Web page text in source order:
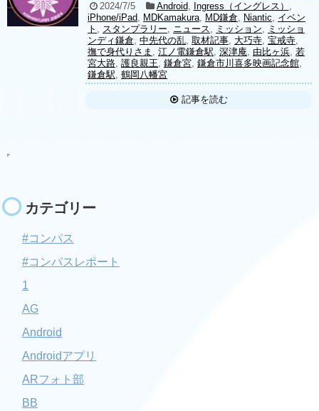
2024/7/5 Android, Ingress（イングレス） ,
iPhone/iPad, MDKamakura, MD鎌倉, Niantic, イベン
ト , スタンプラリー, ニュース, ミッション, ミッショ
ンディ鎌倉, 中先代の乱, 取材記事, 大巧寺, 宝戒寺,
撫で身代りさま , 江ノ電鎌倉駅, 深津庵, 由比ヶ浜, 若
宮大路, 護良親王, 鎌倉宮, 鎌倉市川喜多映画記念館,
鎌倉駅, 鶴岡八幡宮
記事を読む
カテゴリー
#コンパス
#コンパスレポート
1
AG
Android
Androidアプリ
ARフォト部
BB